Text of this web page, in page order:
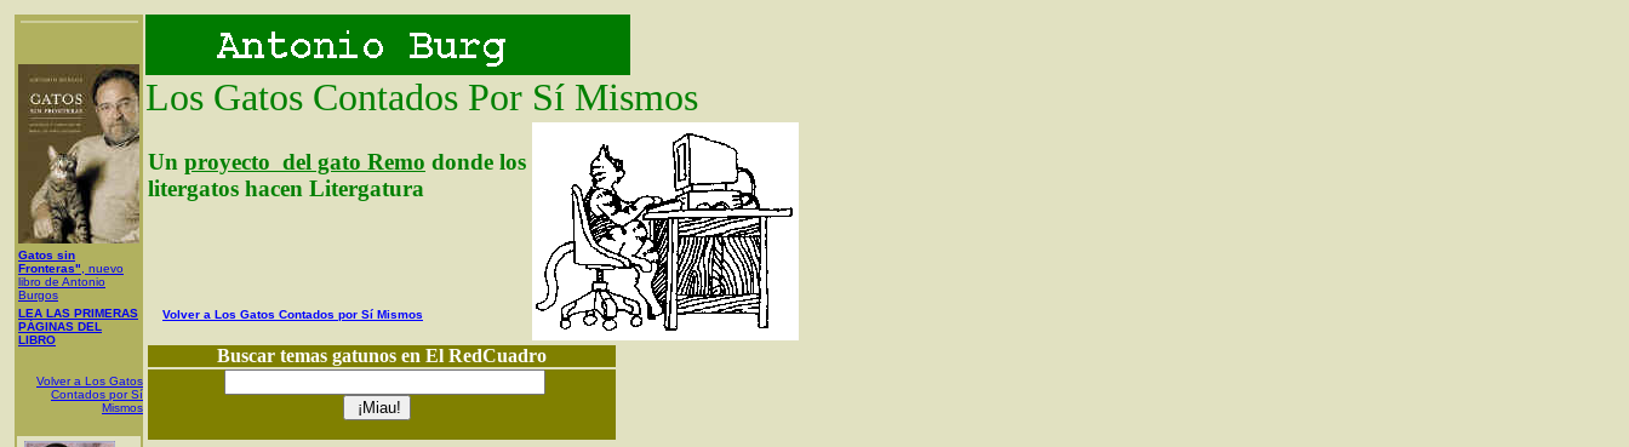
Gatos sin
Fronteras" , nuevo
libro de Antonio
Burgos
LEA LAS PRIMERAS
PÁGINAS DEL
LIBRO
Volver a Los Gatos
Contados por Sí
Mismos
Los Gatos Contados Por Sí Mismos
Un proyecto del gato Remo donde los
litergatos hacen Litergatura
Volver a Los Gatos Contados por Sí Mismos
Buscar temas gatunos en El RedCuadro